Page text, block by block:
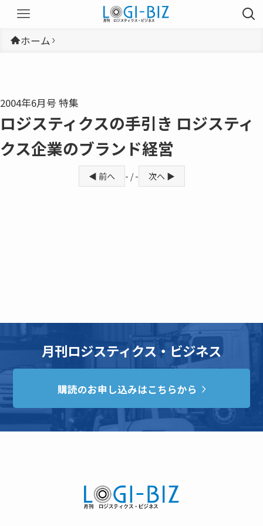
ホーム
2004年6月号 特集
ロジスティクスの手引き ロジスティ
クス企業のブランド経営
◀ 前へ - / - 次へ ▶
月刊ロジスティクス・ビジネス
購読のお申し込みはこちらから